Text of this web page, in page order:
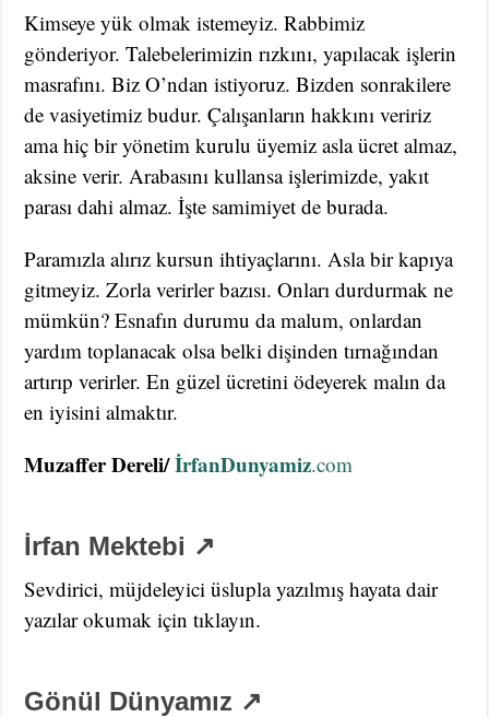
Kimseye yük olmak istemeyiz. Rabbimiz
gönderiyor. Talebelerimizin rızkını, yapılacak işlerin
masrafını. Biz O’ndan istiyoruz. Bizden sonrakilere
de vasiyetimiz budur. Çalışanların hakkını veririz
ama hiç bir yönetim kurulu üyemiz asla ücret almaz,
aksine verir. Arabasını kullansa işlerimizde, yakıt
parası dahi almaz. İşte samimiyet de burada.
Paramızla alırız kursun ihtiyaçlarını. Asla bir kapıya
gitmeyiz. Zorla verirler bazısı. Onları durdurmak ne
mümkün? Esnafın durumu da malum, onlardan
yardım toplanacak olsa belki dişinden tırnağından
artırıp verirler. En güzel ücretini ödeyerek malın da
en iyisini almaktır.
Muzaffer Dereli/İrfanDunyamiz.com
İrfan Mektebi ↗
Sevdirici, müjdeleyici üslupla yazılmış hayata dair
yazılar okumak için tıklayın.
Gönül Dünyamız ↗